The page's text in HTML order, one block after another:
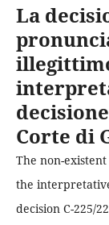
La
Corte di
The non-
the
decision C-225/